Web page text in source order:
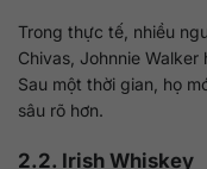
Trong thực tế, nhiều
Chivas, Johnnie Walker
Sau một thời gian, họ
sâu rõ hơn.
2.2. Irish Whiskey